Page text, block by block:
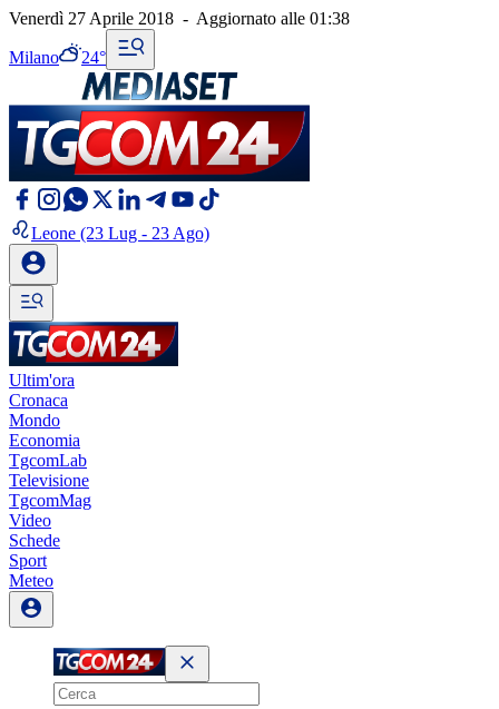
Venerdì 27 Aprile 2018 - Aggiornato alle 01:38
Milano 24°
Leone (23 Lug - 23 Ago)
Ultim'ora
Cronaca
Mondo
Economia
TgcomLab
Televisione
TgcomMag
Video
Schede
Sport
Meteo